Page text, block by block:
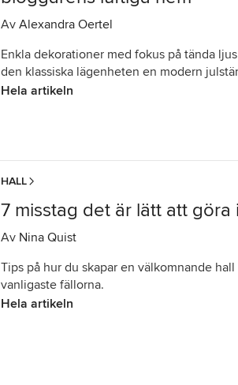
Av Alexandra Oertel
Enkla dekorationer med fokus på tända
den klassiska lägenheten en modern
Hela artikeln
HALL
7 misstag det är lätt att göra
Av Nina Quist
Tips på hur du skapar en välkomnande
vanligaste fällorna.
Hela artikeln